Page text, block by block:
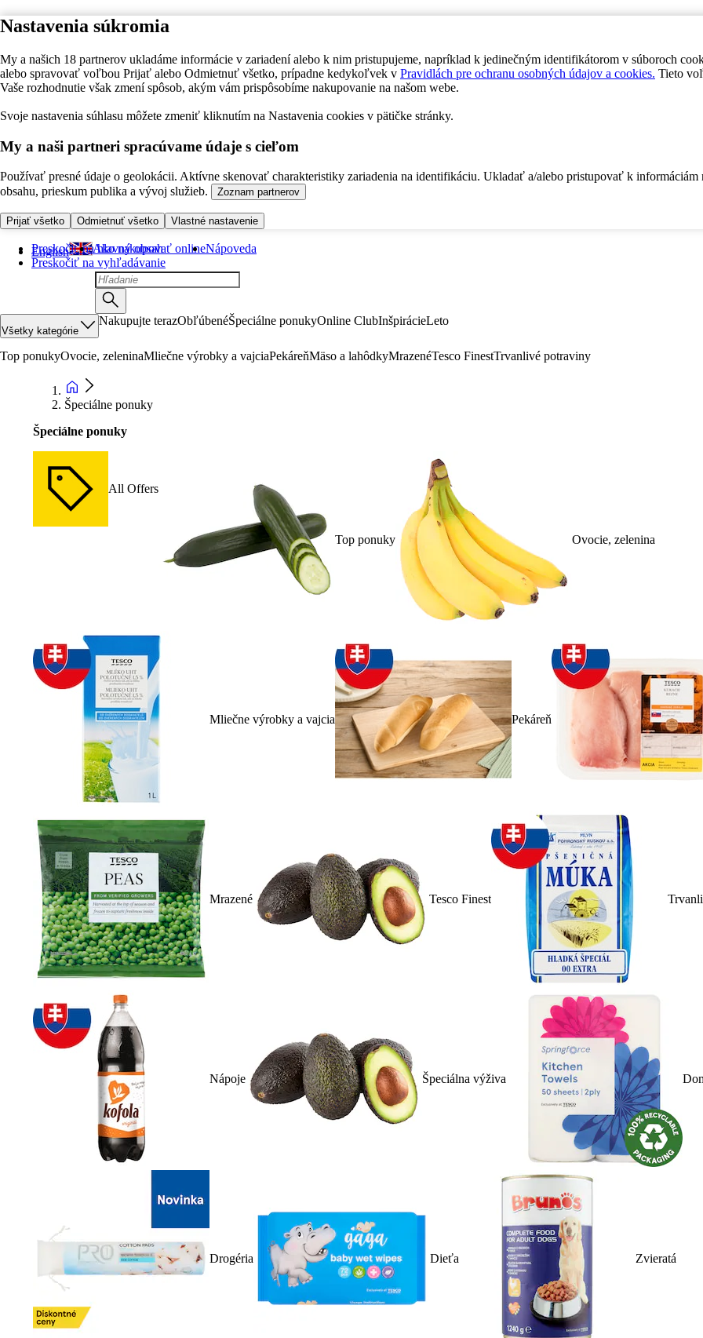
Nastavenia súkromia
My a našich 18 partnerov ukladáme informácie v zariadení alebo k nim pristupujeme, napríklad k jedinečným identifikátorom v súboroch
alebo spravovať voľbou Prijať alebo Odmietnuť všetko, prípadne kedykoľvek v Pravidlách pre ochranu osobných údajov a cookies. Tieto
Vaše rozhodnutie však zmení spôsob, akým vám prispôsobíme nakupovanie na našom webe.
Svoje nastavenia súhlasu môžete zmeniť kliknutím na Nastavenia cookies v pätičke stránky.
My a naši partneri spracúvame údaje s cieľom
Používať presné údaje o geolokácii. Aktívne skenovať charakteristiky zariadenia na identifikáciu. Ukladať a/alebo pristupovať k informáciám
obsahu, prieskum publika a vývoj služieb.
Zoznam partnerov
Prijať všetko Odmietnuť všetko Vlastné nastavenie
Preskočiť na hlavný obsah
Preskočiť na vyhľadávanie
English Ako nakupovať onlineNápoveda
Všetky kategórie
Nakupujte terazObľúbenéŠpeciálne ponukyOnline ClubInšpirácieLeto
Top ponukyOvocie, zeleninaMliečne výrobky a vajciaPekáreňMäso a lahôdkyMrazenéTesco FinestTrvanlivé potraviny
Špeciálne ponuky
Špeciálne ponuky
All Offers
Top ponuky Ovocie, zelenina
Mliečne výrobky a vajcia Pekáreň
Mrazené Tesco Finest
Nápoje Špeciálna výživa
Drogéria Dieťa Zvieratá